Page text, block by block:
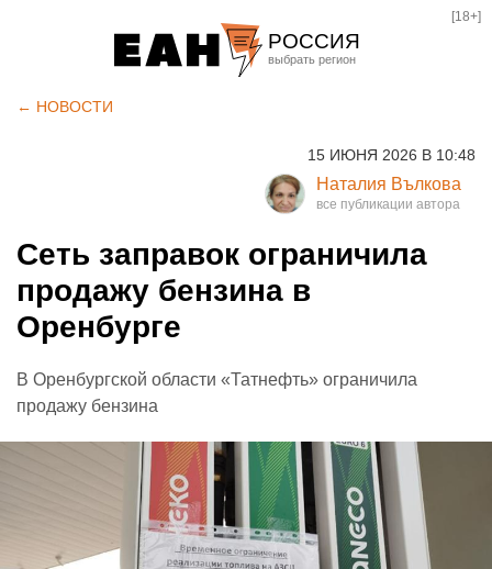
РОССИЯ
Курган
Оренбург
[18+]
← НОВОСТИ
15 ИЮНЯ 2026 В 10:48
Наталия Вълкова
Сеть заправок ограничила
продажу бензина в
Оренбурге
В Оренбургской области «Татнефть» ограничила
продажу бензина